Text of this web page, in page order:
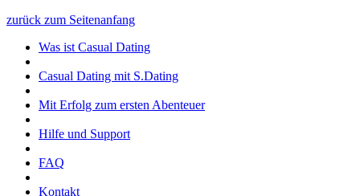
zurück zum Seitenanfang
Was ist Casual Dating
Casual Dating mit S.Dating
Mit Erfolg zum ersten Abenteuer
Hilfe und Support
FAQ
Kontakt